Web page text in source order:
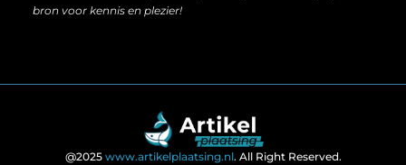
bron voor kennis en plezier!
@2025 www.artikelplaatsing.nl. All Right Reserved.